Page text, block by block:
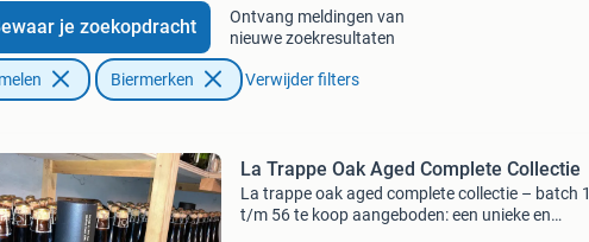
je zoekopdracht
Ontvang meldingen van
nieuwe zoekresultaten
Biermerken Verwijder filters
La Trappe Oak Aged Complete Collectie
La trappe oak aged complete collectie – batch 1
t/m 56 te koop aangeboden: een unieke en